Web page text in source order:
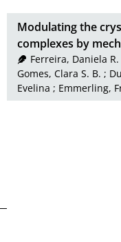
Modulating the
complexes by
Ferreira, Daniela R.
Gomes, Clara S. B. ;
Evelina ; Emmerling,